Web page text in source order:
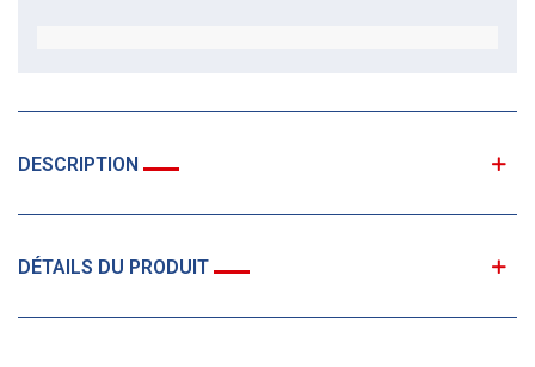
DESCRIPTION
DÉTAILS DU PRODUIT